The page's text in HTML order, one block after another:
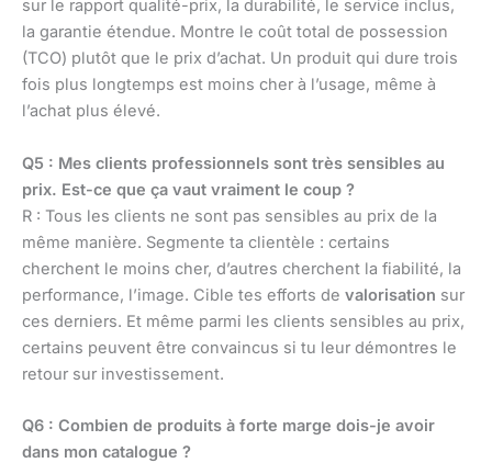
sur le rapport qualité-prix, la durabilité, le service inclus,
la garantie étendue. Montre le coût total de possession
(TCO) plutôt que le prix d’achat. Un produit qui dure trois
fois plus longtemps est moins cher à l’usage, même à
l’achat plus élevé.
Q5 : Mes clients professionnels sont très sensibles au
prix. Est-ce que ça vaut vraiment le coup ?
R : Tous les clients ne sont pas sensibles au prix de la
même manière. Segmente ta clientèle : certains
cherchent le moins cher, d’autres cherchent la fiabilité, la
performance, l’image. Cible tes efforts de valorisation sur
ces derniers. Et même parmi les clients sensibles au prix,
certains peuvent être convaincus si tu leur démontres le
retour sur investissement.
Q6 : Combien de produits à forte marge dois-je avoir
dans mon catalogue ?